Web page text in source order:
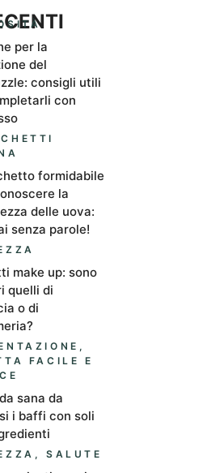
per la
del
consigli utili
con
formidabile
la
delle uova:
senza parole!
make up: sono
quelli di
o di
,
FACILE E
sana da
i baffi con soli
,SALUTE